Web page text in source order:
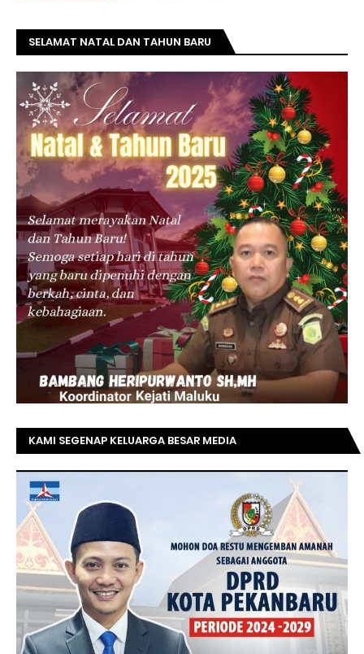
SELAMAT NATAL DAN TAHUN BARU
KAMI SEGENAP KELUARGA BESAR MEDIA
BAPAK ACHMAD FAISAL REZ